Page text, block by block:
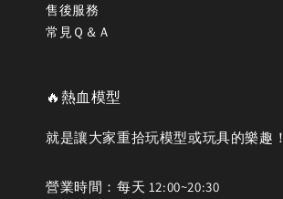
售後服務
常見Ｑ＆Ａ
🔥熱血模型
就是讓大家重拾玩模型或玩具的樂趣！
營業時間：每天 12:00~20:30